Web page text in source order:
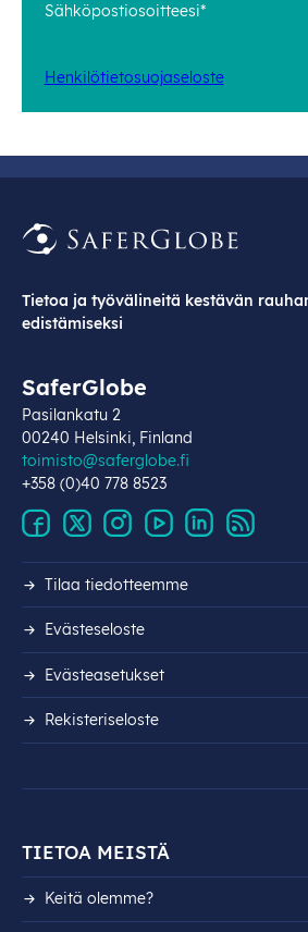
Sähköpostiosoitteesi*
Henkilötietosuojaseloste
Tietoa ja työvälineitä kestävän
edistämiseksi
SaferGlobe
Pasilankatu 2
00240 Helsinki, Finland
toimisto@saferglobe.fi
+358 (0)40 778 8523
Tilaa tiedotteemme
Evästeseloste
Evästeasetukset
Rekisteri­seloste
TIETOA MEISTÄ
Keitä olemme?